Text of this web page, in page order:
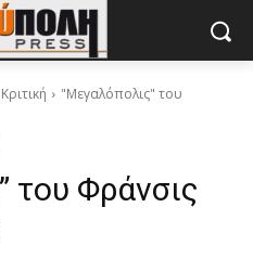
"Μεγαλόπολις" του
του Φράνσις